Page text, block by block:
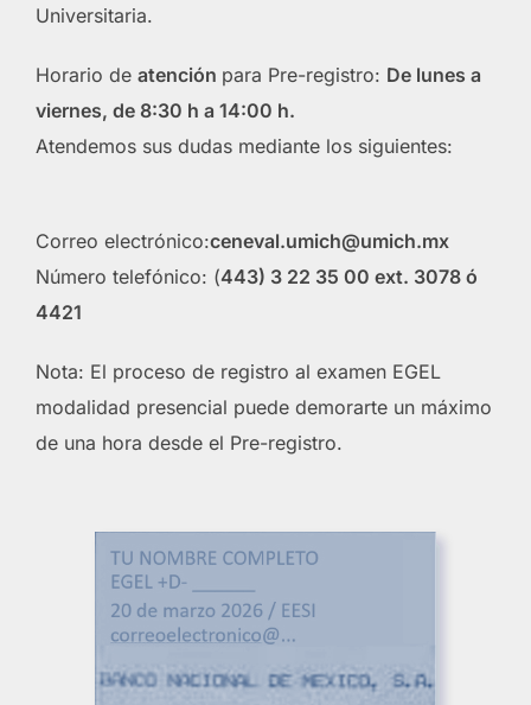
Universitaria.
Horario de atención para Pre-registro: De lunes a
viernes, de 8:30 h a 14:00 h.
Atendemos sus dudas mediante los siguientes:
Correo electrónico:ceneval.umich@umich.mx
Número telefónico: (443) 3 22 35 00 ext. 3078 ó
4421
Nota: El proceso de registro al examen EGEL
modalidad presencial puede demorarte un máximo
de una hora desde el Pre-registro.